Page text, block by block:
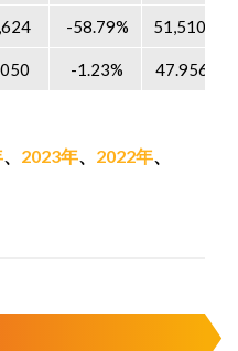
-58.79% 51,510
-1.23% 47.956
、 2023年、 2022年、